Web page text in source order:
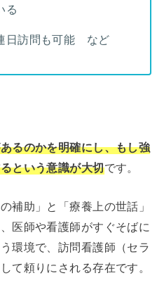
る
日訪問も可能 など
るのかを明確にし、もし強
という意識が大切です。
補助」と「療養上の世話」
医師や看護師がすぐそばに
環境で、訪問看護師（セラ
て頼りにされる存在です。